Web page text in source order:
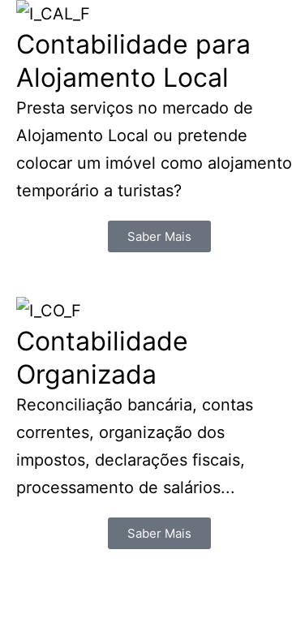
Contabilidade para
Alojamento Local
Presta serviços no mercado de
Alojamento Local ou pretende
colocar um imóvel como alojamento
temporário a turistas?
Saber Mais
Contabilidade
Organizada
Reconciliação bancária, contas
correntes, organização dos
impostos, declarações fiscais,
processamento de salários...
Saber Mais